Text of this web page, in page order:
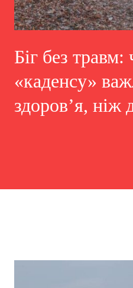
Біг без травм:
«каденсу»
здоров’я, ніж